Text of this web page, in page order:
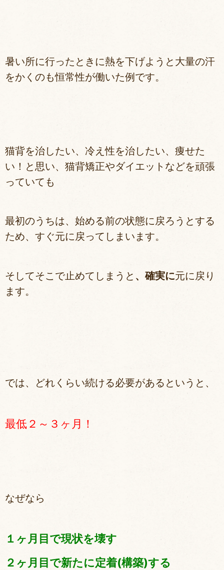
暑い所に行ったときに熱を下げようと大量の汗
をかくのも恒常性が働いた例です。
猫背を治したい、冷え性を治したい、痩せた
い！と思い、猫背矯正やダイエットなどを頑張
っていても
最初のうちは、始める前の状態に戻ろうとする
ため、すぐ元に戻ってしまいます。
そしてそこで止めてしまうと 、確実に元に戻り
ます。
では、どれくらい続ける必要があるというと、
最低２～３ヶ月！
なぜなら
１ヶ月目で現状を壊す
２ヶ月目で新たに定着(構築)する